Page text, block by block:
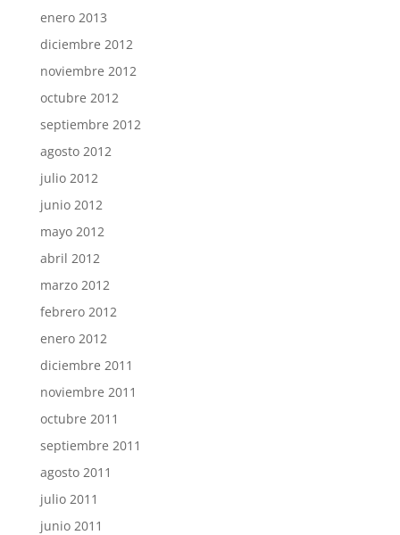
enero 2013
diciembre 2012
noviembre 2012
octubre 2012
septiembre 2012
agosto 2012
julio 2012
junio 2012
mayo 2012
abril 2012
marzo 2012
febrero 2012
enero 2012
diciembre 2011
noviembre 2011
octubre 2011
septiembre 2011
agosto 2011
julio 2011
junio 2011